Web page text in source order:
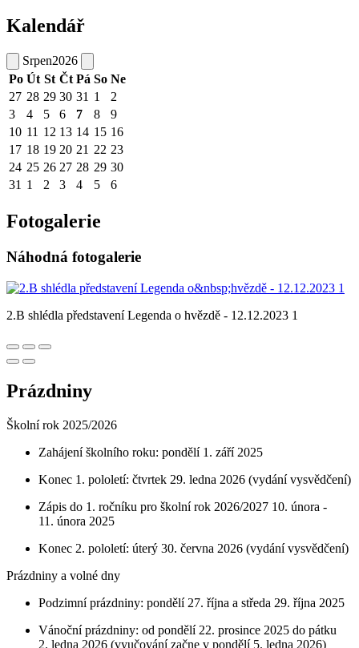
Kalendář
Srpen2026
Po Út St Čt Pá So Ne
27 28 29 30 31 1
2
3
4 5 6 7 8
9
10 11 12 13 14 15 16
17 18 19 20 21 22 23
24 25 26 27 28 29 30
31 1 2 3 4 5 6
Fotogalerie
Náhodná fotogalerie
2.B shlédla představení Legenda o hvězdě - 12.12.2023 1
Prázdniny
Školní rok 2025/2026
Zahájení školního roku: pondělí 1. září 2025
Konec 1. pololetí: čtvrtek 29. ledna 2026 (vydání vysvědčení)
Zápis do 1. ročníku pro školní rok 2026/2027 10. února -
11. února 2025
Konec 2. pololetí: úterý 30. června 2026 (vydání vysvědčení)
Prázdniny a volné dny
Podzimní prázdniny: pondělí 27. října a středa 29. října 2025
Vánoční prázdniny: od pondělí 22. prosince 2025 do pátku
2. ledna 2026 (vyučování začne v pondělí 5. ledna 2026)